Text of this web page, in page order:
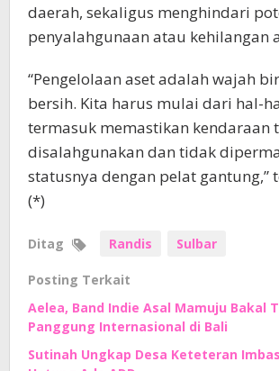
daerah, sekaligus menghindari
penyalahgunaan atau kehilangan
“Pengelolaan aset adalah wajah
bersih. Kita harus mulai dari hal-
termasuk memastikan kendaraan
disalahgunakan dan tidak
statusnya dengan pelat gantung,”
(*)
Ditag Randis Sulbar
Posting Terkait
Aelea, Band Indie Asal Mamuju Bakal
Panggung Internasional di Bali
Sutinah Ungkap Desa Keteteran